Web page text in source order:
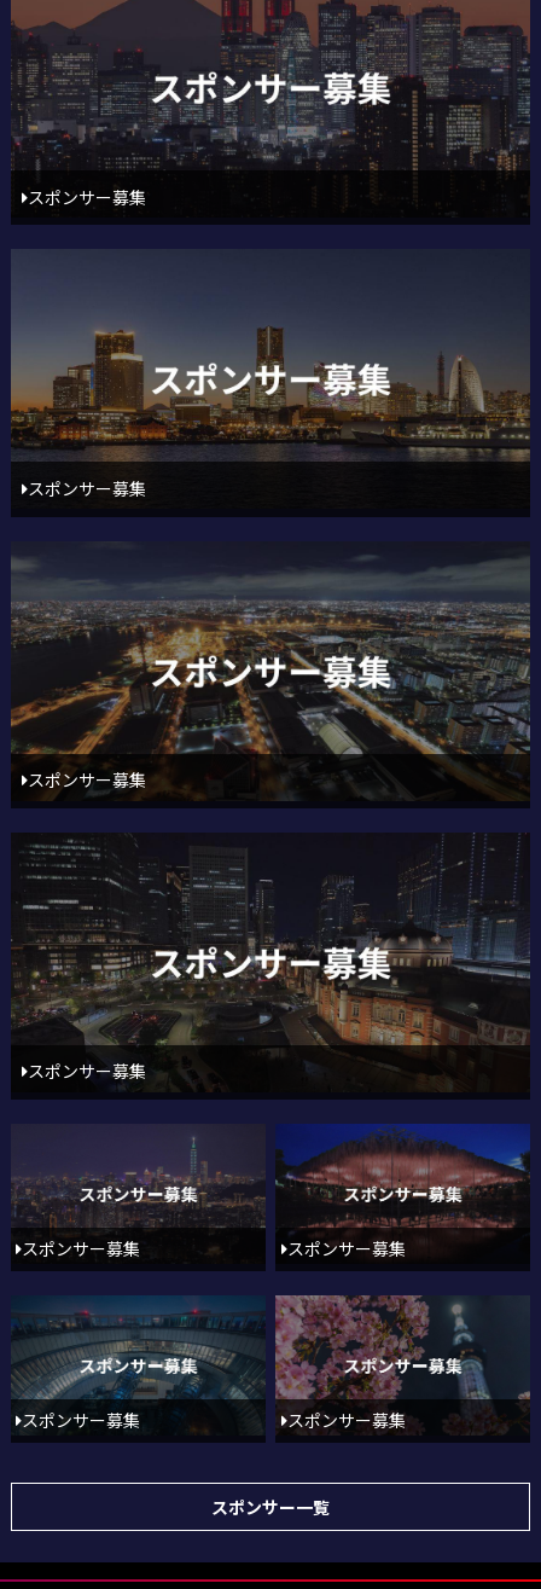
スポンサー募集
スポンサー募集
スポンサー募集
スポンサー募集
スポンサー募集 スポンサー募集
スポンサー募集 スポンサー募集
スポンサー一覧